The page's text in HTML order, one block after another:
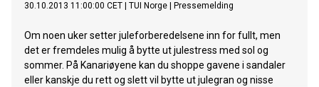
30.10.2013 11:00:00 CET TUI Norge Pressemelding
Om noen uker setter juleforberedelsene inn for fullt, men
det er fremdeles mulig å bytte ut julestress med sol og
sommer. På Kanariøyene kan du shoppe gavene i sandaler
eller kanskje du rett og slett vil bytte ut julegran og nisse